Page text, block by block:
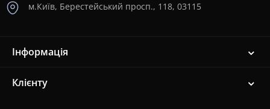
м.Київ, Берестейський просп., 118, 03115
Інформація
Клієнту